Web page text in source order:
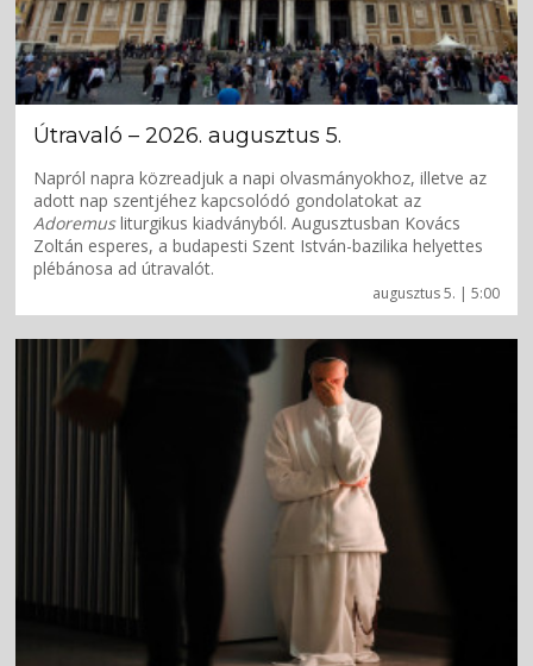
augusztus 5. | 5:00
Útravaló – 2026. augusztus 5.
Napról napra közreadjuk a napi olvasmányokhoz, illetve az
adott nap szentjéhez kapcsolódó gondolatokat az
Adoremusliturgikus kiadványból. Augusztusban Kovács
Zoltán esperes, a budapesti Szent István-bazilika helyettes
plébánosa ad útravalót.